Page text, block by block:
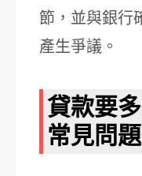
節，並與銀行
產生爭議。
貸款要
常見問